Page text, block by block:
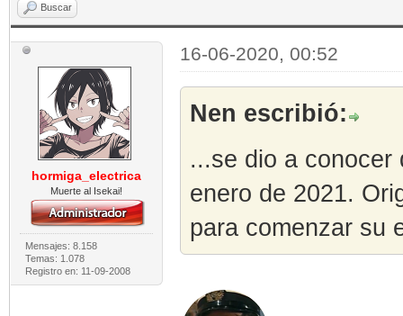
Buscar
hormiga_electrica
Muerte al Isekai!
Mensajes: 8.158
Temas: 1.078
Registro en: 11-09-2008
16-06-2020, 00:52
Nen escribió:
...se dio a conocer
enero de 2021.
para comenzar su